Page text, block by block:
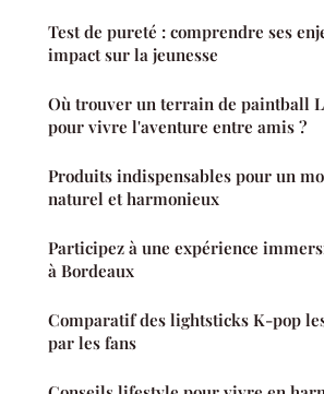
Test de pureté : comprendre ses
impact sur la jeunesse
Où trouver un terrain de paintball
pour vivre l'aventure entre amis ?
Produits indispensables pour un
naturel et harmonieux
Participez à une expérience
à Bordeaux
Comparatif des lightsticks K-pop
par les fans